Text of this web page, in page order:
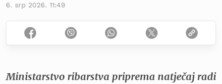
6. srp 2026. 11:49
Ministarstvo ribarstva priprema natječaj radi